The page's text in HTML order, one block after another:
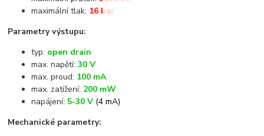
maximální tlak: 16 bar
Parametry výstupu:
typ: open drain
max. napětí:30 V
max. proud: 100 mA
max. zatížení: 200 mW
napájení: 5-30 V (4 mA)
Mechanické parametry: